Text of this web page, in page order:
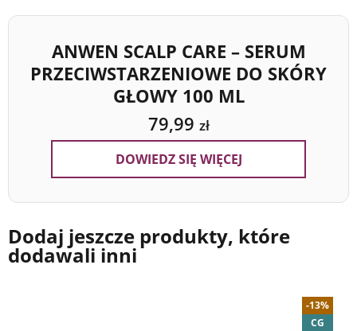
ANWEN SCALP CARE – SERUM
PRZECIWSTARZENIOWE DO SKÓRY
GŁOWY 100 ML
79,99 zł
DOWIEDZ SIĘ WIĘCEJ
Dodaj jeszcze produkty, które
dodawali inni
-13%
CG